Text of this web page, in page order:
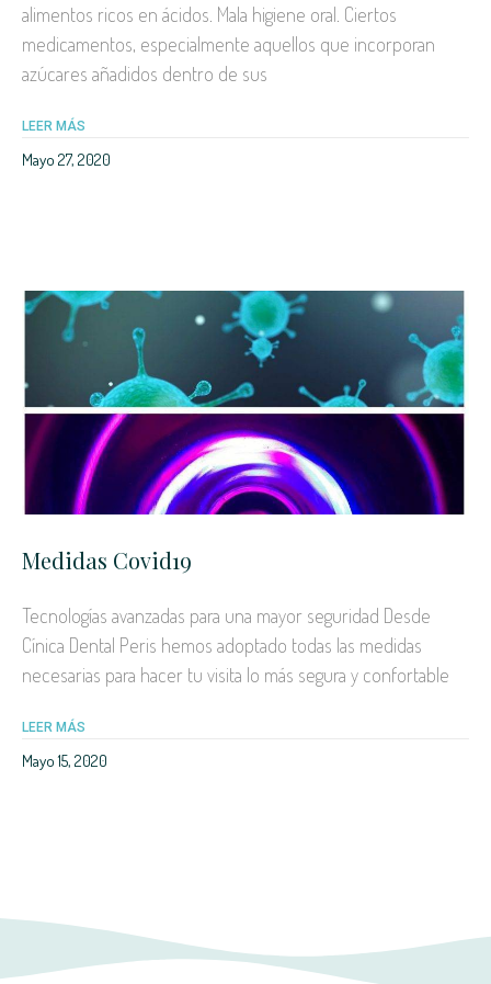
alimentos ricos en ácidos. Mala higiene oral. Ciertos
medicamentos, especialmente aquellos que incorporan
azúcares añadidos dentro de sus
LEER MÁS
Mayo 27, 2020
Medidas Covid19
Tecnologías avanzadas para una mayor seguridad Desde
Cínica Dental Peris hemos adoptado todas las medidas
necesarias para hacer tu visita lo más segura y confortable
LEER MÁS
Mayo 15, 2020